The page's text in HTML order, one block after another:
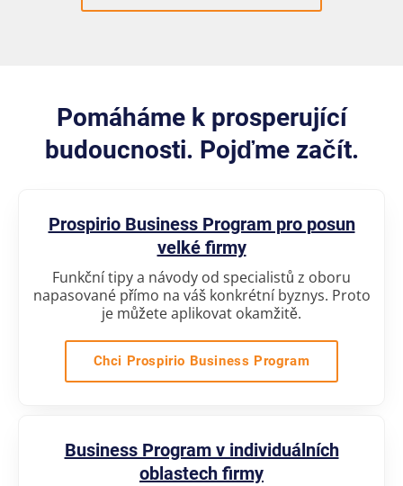
Pomáháme k prosperující
budoucnosti. Pojďme začít.
Prospirio Business Program pro posun
velké firmy
Funkční tipy a návody od specialistů z oboru
napasované přímo na váš konkrétní byznys. Proto
je můžete aplikovat okamžitě.
Chci Prospirio Business Program
Business Program v individuálních
oblastech firmy